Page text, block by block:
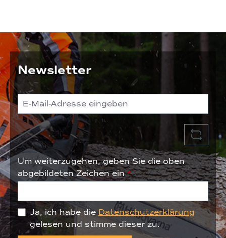
Newsletter
Um weiterzugehen, geben Sie die oben
abgebildeten Zeichen ein*
Ja, ich habe die Datenschutzerklärung
gelesen und stimme dieser zu.